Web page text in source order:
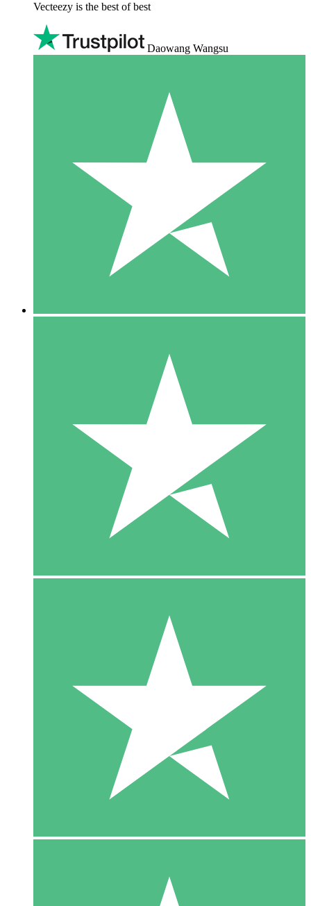
Vecteezy is the best of best
Daowang Wangsu